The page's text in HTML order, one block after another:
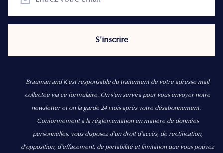
Brauman and K est responsable du traitement de votre adresse mail
collectée via ce formulaire. On s’en servira pour vous envoyer notre
newsletter et on la garde 24 mois après votre désabonnement.
Conformément à la réglementation en matière de données
personnelles, vous disposez d'un droit d'accès, de rectification,
d’opposition, d’effacement, de portabilité et limitation que vous pouvez